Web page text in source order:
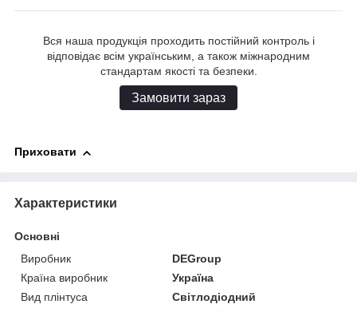
Вся наша продукція проходить постійний контроль і
відповідає всім українським, а також міжнародним
стандартам якості та безпеки.
Замовити зараз
Приховати
Характеристики
Основні
Виробник
DEGroup
Країна виробник
Україна
Вид плінтуса
Світлодіодний